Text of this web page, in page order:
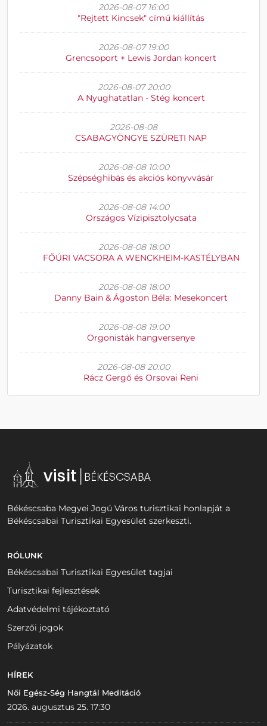
2026-08-07 16:00
"Rejtett Kincsek" című kiállítás
2026-08-07 19:00
Grencsoport + Lewis Jordan koncert
2026-08-07 20:00
A Nyughatatlan - Stég koncert
2026-08-08
CSABAGYÖNGYE SZÜRETI NAP
2026-08-08 10:00
Szépséghibás és akciós könyvvásár
2026-08-08 14:00
Országos Vízipisztolycsata
2026-08-08 18:00
FŐÚRI VACSORA A WENCKHEIM-KASTÉLYBAN
2026-08-08 18:00
Danny Bain & Ágoston Béla: Mesekoncert
2026-08-08 19:00
Orgonisták hangversenye
2026-08-08 20:00
Rácz Gergő és Orsovai Reni
Békéscsaba Megyei Jogú Város turisztikai honlapját a
Békéscsabai Turisztikai Egyesület szerkeszti.
RÓLUNK
Békéscsabai Turisztikai Egyesület tagjai
Turisztikai fejlesztések
Adatvédelmi tájékoztató
Szerzői jogok
Pályázatok
HÍREK
Női Egész-Ség Hangtál Meditáció
2026. augusztus 25. 17:30